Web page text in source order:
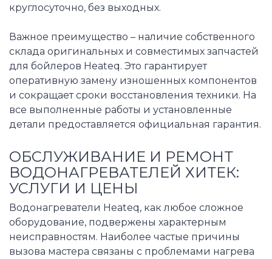
круглосуточно, без выходных.
Важное преимущество – наличие собственного
склада оригинальных и совместимых запчастей
для бойлеров Heateq. Это гарантирует
оперативную замену изношенных компонентов
и сокращает сроки восстановления техники. На
все выполненные работы и установленные
детали предоставляется официальная гарантия.
ОБСЛУЖИВАНИЕ И РЕМОНТ
ВОДОНАГРЕВАТЕЛЕЙ ХИТЕК:
УСЛУГИ И ЦЕНЫ
Водонагреватели Heateq, как любое сложное
оборудование, подвержены характерным
неисправностям. Наиболее частые причины
вызова мастера связаны с проблемами нагрева